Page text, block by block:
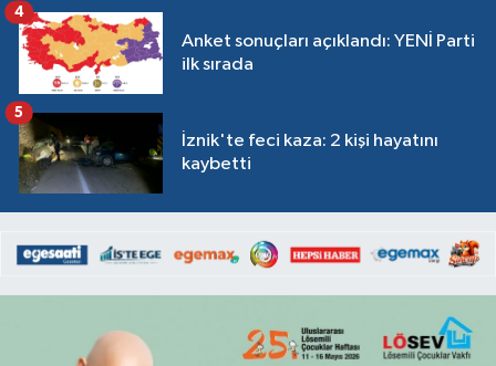
Anket sonuçları açıklandı: YENİ Parti
ilk sırada
4
İznik'te feci kaza: 2 kişi hayatını
kaybetti
5